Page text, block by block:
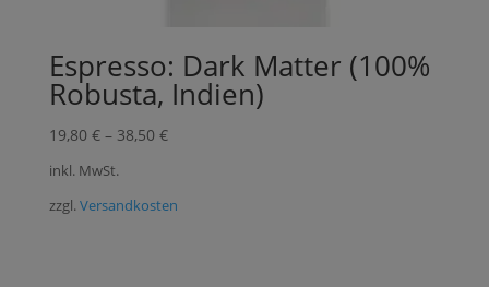
Espresso: Dark Matter (100%
Robusta, Indien)
19,80 €– 38,50 €
inkl. MwSt.
zzgl.Versandkosten